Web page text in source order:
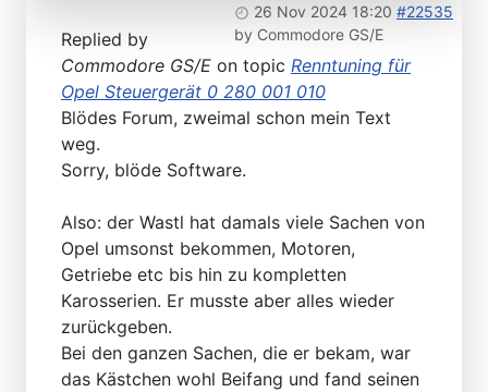
26 Nov 2024 18:20 #22535
by Commodore GS/E
Replied by
Commodore GS/E on topic Renntuning für
Opel Steuergerät 0 280 001 010
Blödes Forum, zweimal schon mein Text
weg.
Sorry, blöde Software.
Also: der Wastl hat damals viele Sachen von
Opel umsonst bekommen, Motoren,
Getriebe etc bis hin zu kompletten
Karosserien. Er musste aber alles wieder
zurückgeben.
Bei den ganzen Sachen, die er bekam, war
das Kästchen wohl Beifang und fand seinen